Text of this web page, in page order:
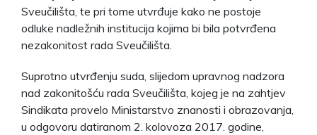
Sveučilišta, te pri tome utvrđuje kako ne postoje
odluke nadležnih institucija kojima bi bila potvrđena
nezakonitost rada Sveučilišta.
Suprotno utvrđenju suda, slijedom upravnog nadzora
nad zakonitošću rada Sveučilišta, kojeg je na zahtjev
Sindikata provelo Ministarstvo znanosti i obrazovanja,
u odgovoru datiranom 2. kolovoza 2017. godine,